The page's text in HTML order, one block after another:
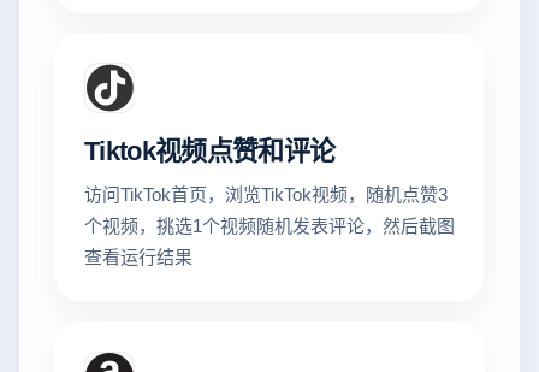
Tiktok视频点赞和评论
访问TikTok首页，浏览TikTok视频，随机点赞3
个视频，挑选1个视频随机发表评论，然后截图
查看运行结果